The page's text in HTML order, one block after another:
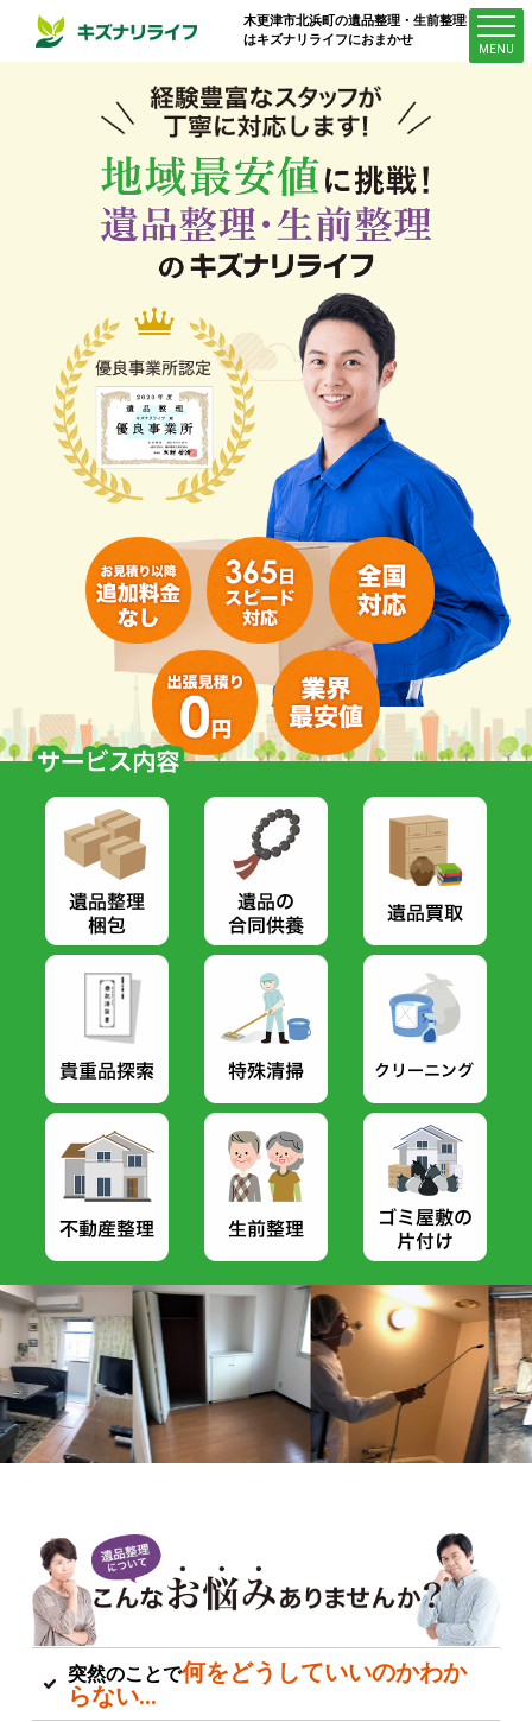
木更津市北浜町の遺品整理・生前整理業者
はキズナリライフにおまかせ
突然のことで何をどうしていいのかわか
らない…